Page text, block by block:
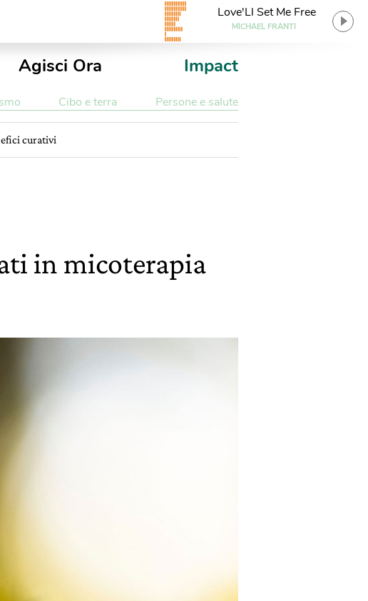
Love'Ll Set Me Free
MICHAEL FRANTI
Agisci Ora Impact
Cibo e terra Persone e salute
curativi
in micoterapia